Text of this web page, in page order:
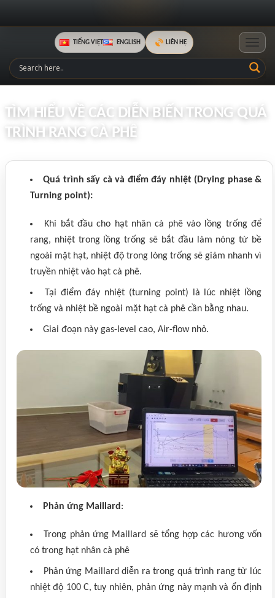
TIẾNG VIỆT ENGLISH LIÊN HỆ
TÌM HIỂU VỀ CÁC DIỄN BIẾN TRONG QUÁ
TRÌNH RANG CÀ PHÊ
Quá trình sấy cà và điểm đáy nhiệt (Drying phase &
Turning point):
Khi bắt đầu cho hạt nhân cà phê vào lồng trống để
rang, nhiệt trong lồng trống sẽ bắt đầu làm nóng từ bề
ngoài mặt hạt, nhiệt độ trong lòng trống sẽ giảm nhanh vì
truyền nhiệt vào hạt cà phê.
Tại điểm đáy nhiệt (turning point) là lúc nhiệt lồng
trống và nhiệt bề ngoài mặt hạt cà phê cần bằng nhau.
Giai đoạn này gas-level cao, Air-flow nhỏ.
Phản ứng Maillard :
Trong phản ứng Maillard sẽ tổng hợp các hương vốn
có trong hạt nhân cà phê
Phản ứng Maillard diễn ra trong quá trình rang từ lúc
nhiệt độ 100 C, tuy nhiên, phản ứng này mạnh và ổn định